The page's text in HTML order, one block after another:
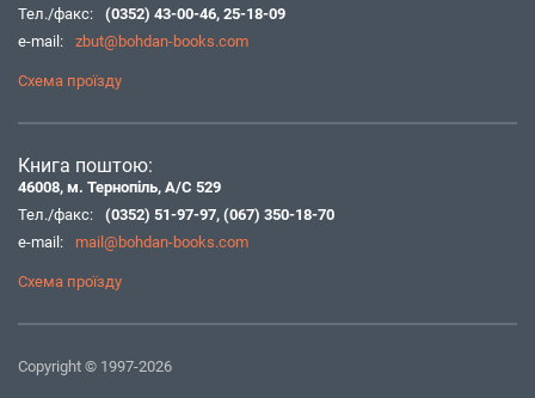
Тел./факс:
(0352) 43-00-46, 25-18-09
e-mail:
zbut@bohdan-books.com
Схема проїзду
Книга поштою:
46008, м. Тернопіль, А/С 529
Тел./факс:
(0352) 51-97-97, (067) 350-18-70
e-mail:
mail@bohdan-books.com
Схема проїзду
Copyright © 1997-2026